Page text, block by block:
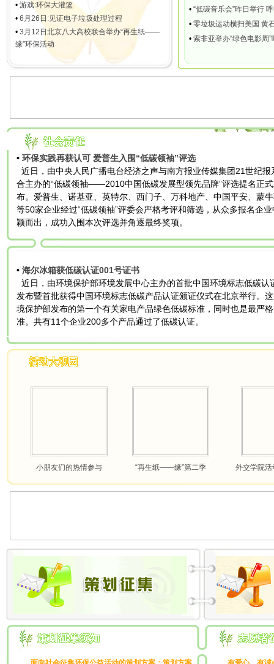
• 游戏:环保大灌篮
• 6月26日:见证电子垃圾处理过程
• 3月12日北京八大高校联合举办“再生纸——
缘”环保活动
• “低碳音乐会”昨日举行
• 零垃圾运动横扫美国 黄
• 索非亚举办“绿色电影周
• 环保实践再获认可 爱普生入围“低碳领袖”评选
近日，由中央人民广播电台经济之声与南方报业传媒集团21世纪报
合主办的“低碳领袖——2010中国低碳发展型领先品牌”评选提名正
布。爱普生、诺基亚、英特尔、西门子、万科地产、中国平安、蒙
等50家企业经过“低碳领袖”评委会严格考评和筛选，从众多报名企
颖而出，成功入围本次评选并角逐最终奖项。
• 海尔冰箱获低碳认证001号证书
近日，由环境保护部环境发展中心主办的首批中国环境标志低碳认
发布暨首批获得中国环境标志低碳产品认证颁证仪式在北京举行。
境保护部发布的第一个有关家电产品绿色低碳标准，同时也是最严
准。共有11个企业200多个产品通过了低碳认证。
小朋友们的热情参与 “再生纸——缘”第二季 外交学院